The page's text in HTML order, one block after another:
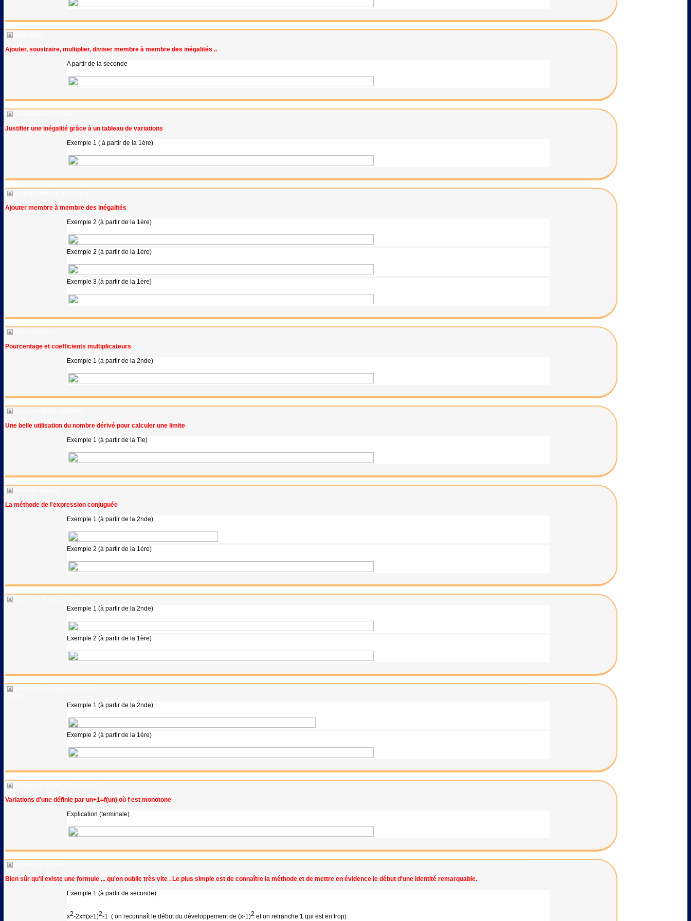
Ajouter, soustraire, multiplier, diviser membre à membre des inégalités ..
A partir de la seconde
Justifier une inégalité grâce à un tableau de variations
Exemple 1 ( à partir de la 1ère)
Ajouter membre à membre des inégalités
Exemple 2 (à partir de la 1ère)
Exemple 2 (à partir de la 1ère)
Exemple 3 (à partir de la 1ère)
Pourcentage et coefficients multiplicateurs
Exemple 1 (à partir de la 2nde)
Une belle utilisation du nombre dérivé pour calculer une limite
Exemple 1 (à partir de la Tle)
La méthode de l'expression conjuguée
Exemple 1 (à partir de la 2nde)
Exemple 2 (à partir de la 1ère)
Exemple 1 (à partir de la 2nde)
Exemple 2 (à partir de la 1ère)
Exemple 1 (à partir de la 2nde)
Exemple 2 (à partir de la 1ère)
Variations d'une définie par un+1=f(un) où f est monotone
Explication (terminale)
Bien sûr qu'il existe une formule ... qu'on oublie très vite . Le plus simple est de connaître la méthode et de mettre en évidence le début d'une identité remarquable.
Exemple 1 (à partir de seconde)
x2-2x=(x-1)2-1 ( on reconnaît le début du développement de (x-1)2 et on retranche 1 qui est en trop)